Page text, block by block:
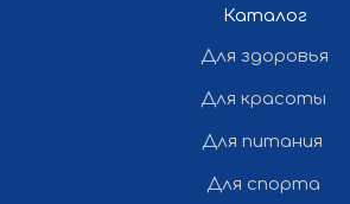
Каталог
Для здоровья
Для красоты
Для питания
Для спорта
Все права защищены ©
2012-2026 Ли Вест НН
Политика конфиденциальности
— «Полдень»
Разработка и продвижение сайта